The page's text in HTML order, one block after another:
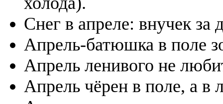
Снег в апреле: внучек
Апрель-батюшка в поле
Апрель ленивого не
Апрель чёрен в поле, а в